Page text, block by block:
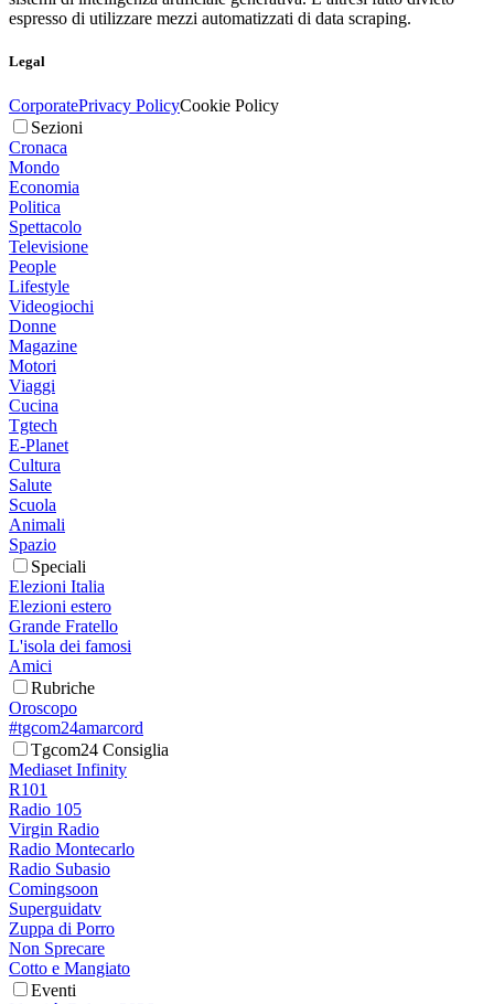
espresso di utilizzare mezzi automatizzati di data scraping.
Legal
CorporatePrivacy PolicyCookie Policy
Sezioni
Cronaca
Mondo
Economia
Politica
Spettacolo
Televisione
People
Lifestyle
Videogiochi
Donne
Magazine
Motori
Viaggi
Cucina
Tgtech
E-Planet
Cultura
Salute
Scuola
Animali
Spazio
Speciali
Elezioni Italia
Elezioni estero
Grande Fratello
L'isola dei famosi
Amici
Rubriche
Oroscopo
#tgcom24amarcord
Tgcom24 Consiglia
Mediaset Infinity
R101
Radio 105
Virgin Radio
Radio Montecarlo
Radio Subasio
Comingsoon
Superguidatv
Zuppa di Porro
Non Sprecare
Cotto e Mangiato
Eventi